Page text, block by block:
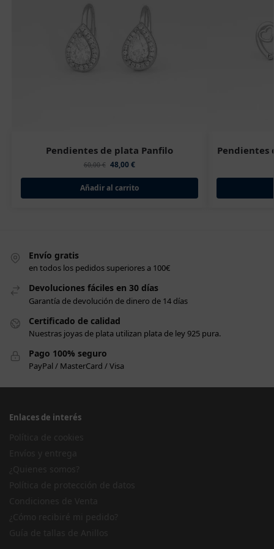
Pendientes de plata Panfilo
60,00€ 48,00€
Añadir al carrito
Pendientes
Envío gratis
en todos los pedidos superiores a 100€
Devoluciones fáciles en 30 días
Garantía de devolución de dinero de 14 días
Certificado de calidad
Nuestras joyas de plata utilizan plata de ley 925 pura.
Pago 100% seguro
PayPal / MasterCard / Visa
Enlaces de interés